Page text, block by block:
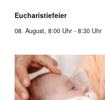
Eucharistiefeier
08. August, 8:00 Uhr - 8:30 Uhr